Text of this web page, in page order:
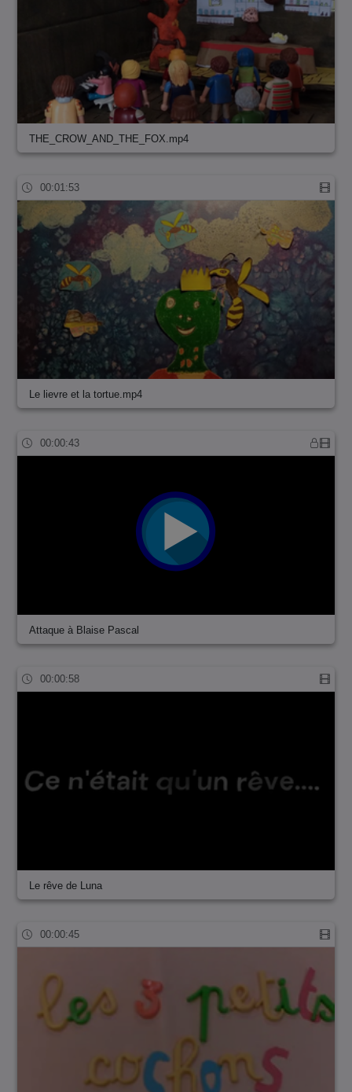
THE_CROW_AND_THE_FOX.mp4
00:01:53
Le lievre et la tortue.mp4
00:00:43
Attaque à Blaise Pascal
00:00:58
Le rêve de Luna
00:00:45